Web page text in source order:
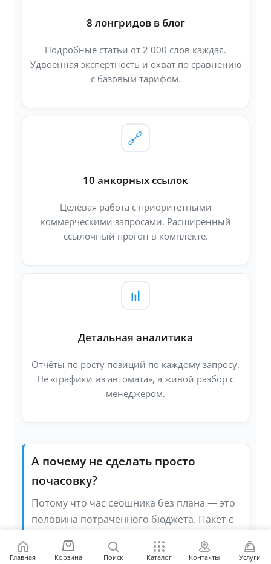
8 лонгридов в блог
Подробные статьи от 2 000 слов каждая.
Удвоенная экспертность и охват по сравнению
с базовым тарифом.
🔗
10 анкорных ссылок
Целевая работа с приоритетными
коммерческими запросами. Расширенный
ссылочный прогон в комплекте.
📊
Детальная аналитика
Отчёты по росту позиций по каждому запросу.
Не «графики из автомата», а живой разбор с
менеджером.
А почему не сделать просто
почасовку?
Потому что час сеошника без плана — это
половина потраченного бюджета. Пакет с
предсказуемость обеим сторонам. Важный
Главная Корзина Поиск Каталог Контакты Услуги